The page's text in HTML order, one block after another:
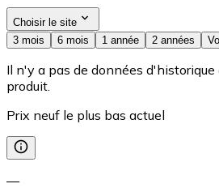
Choisir le site
3 mois
6 mois 1 année 2 années
Il n'y a pas de données d'historique
produit.
Prix neuf le plus bas actuel
—